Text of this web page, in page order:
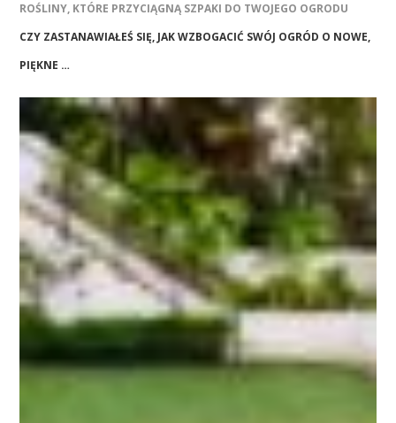
ROŚLINY, KTÓRE PRZYCIĄGNĄ SZPAKI DO TWOJEGO OGRODU
CZY ZASTANAWIAŁEŚ SIĘ, JAK WZBOGACIĆ SWÓJ OGRÓD O NOWE,
PIĘKNE …